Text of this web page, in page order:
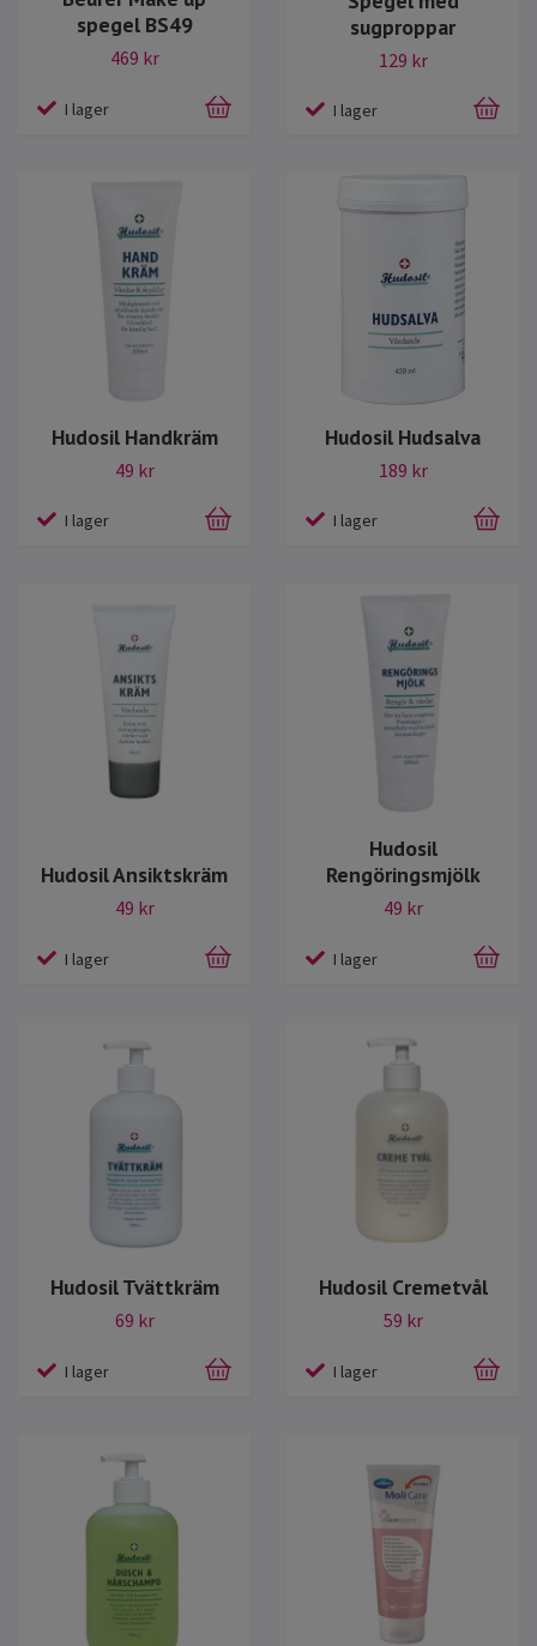
spegel BS49
469 kr
I lager
sugproppar
129 kr
I lager
Hudosil Handkräm
49 kr
I lager
Hudosil Hudsalva
189 kr
I lager
Hudosil Ansiktskräm
49 kr
I lager
Hudosil
Rengöringsmjölk
49 kr
I lager
Hudosil Tvättkräm
69 kr
I lager
Hudosil Cremetvål
59 kr
I lager